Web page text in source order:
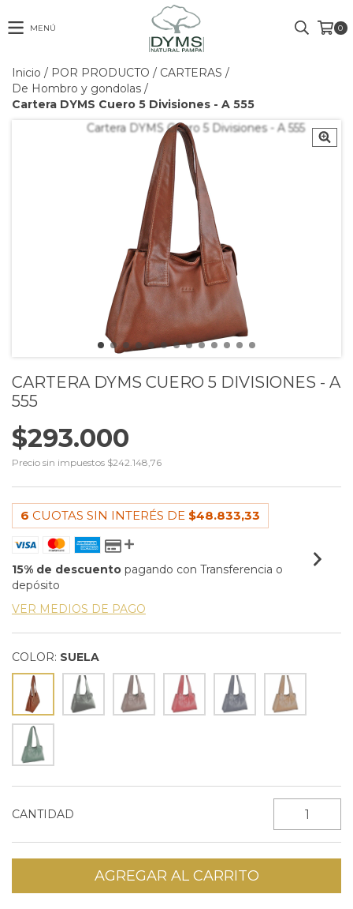
MENÚ 0
Inicio / POR PRODUCTO / CARTERAS /
De Hombro y gondolas /
Cartera DYMS Cuero 5 Divisiones - A 555
CARTERA DYMS CUERO 5 DIVISIONES - A
555
$293.000
Precio sin impuestos $242.148,76
6 CUOTAS SIN INTERÉS DE $48.833,33
15% de descuento pagando con Transferencia o
depósito
VER MEDIOS DE PAGO
COLOR: SUELA
CANTIDAD